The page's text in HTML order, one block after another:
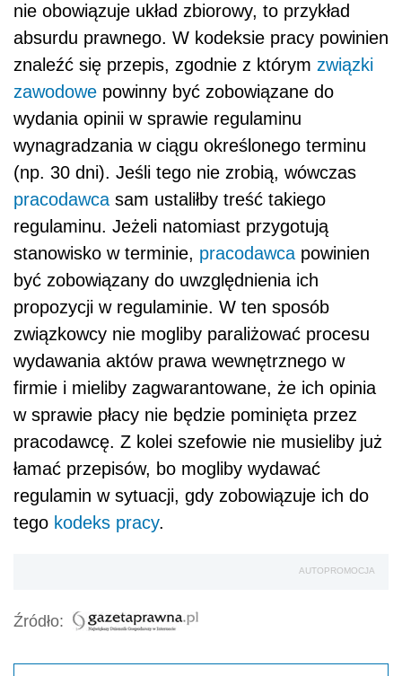
nie obowiązuje układ zbiorowy, to przykład
absurdu prawnego. W kodeksie pracy powinien
znaleźć się przepis, zgodnie z którym związki
zawodowe powinny być zobowiązane do
wydania opinii w sprawie regulaminu
wynagradzania w ciągu określonego terminu
(np. 30 dni). Jeśli tego nie zrobią, wówczas
pracodawcasam ustaliłby treść takiego
regulaminu. Jeżeli natomiast przygotują
stanowisko w terminie, pracodawcapowinien
być zobowiązany do uwzględnienia ich
propozycji w regulaminie. W ten sposób
związkowcy nie mogliby paraliżować procesu
wydawania aktów prawa wewnętrznego w
firmie i mieliby zagwarantowane, że ich opinia
w sprawie płacy nie będzie pominięta przez
pracodawcę. Z kolei szefowie nie musieliby już
łamać przepisów, bo mogliby wydawać
regulamin w sytuacji, gdy zobowiązuje ich do
tego kodeks pracy.
AUTOPROMOCJA
Źródło: